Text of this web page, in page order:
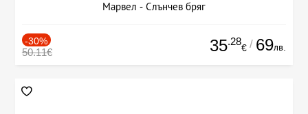
Марвел - Слънчев бряг
-30%
50.11€ 35.28
€ / 69лв.